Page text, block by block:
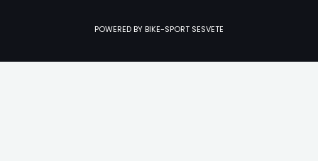
POWERED BY BIKE-SPORT SESVETE